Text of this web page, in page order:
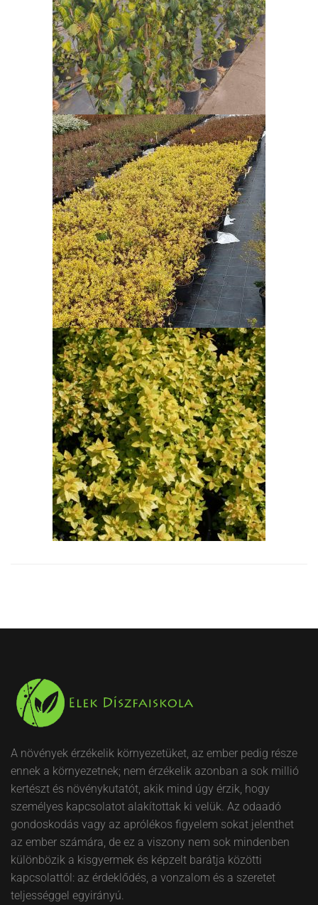
A növények érzékelik környezetüket, az ember pedig része
ennek a környezetnek; nem érzékelik azonban a sok millió
kertészt és növénykutatót, akik mind úgy érzik, hogy
személyes kapcsolatot alakítottak ki velük. Az odaadó
gondoskodás vagy az aprólékos figyelem sokat jelenthet
az ember számára, de ez a viszony nem sok mindenben
különbözik a kisgyermek és képzelt barátja közötti
kapcsolattól: az érdeklődés, a vonzalom és a szeretet
teljességgel egyirányú.